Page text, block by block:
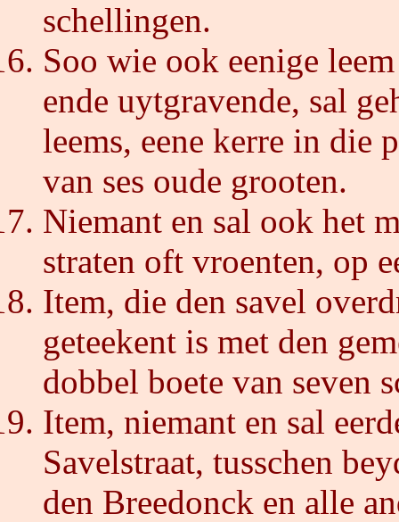
schellingen.
Soo wie ook eenige
ende uytgravende, sal
leems, eene kerre in die
van ses oude grooten.
Niemant en sal ook het
straten oft vroenten, op
Item, die den savel
geteekent is met den
dobbel boete van seven
Item, niemant en sal
Savelstraat, tusschen
den Breedonck en alle